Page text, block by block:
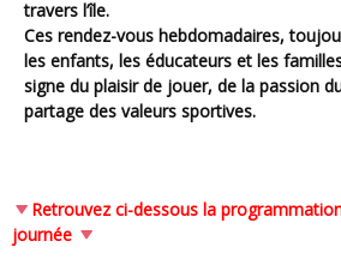
travers l’île.
Ces rendez-vous hebdomadaires,
les enfants, les éducateurs et les
signe du plaisir de jouer, de la passion
partage des valeurs sportives.
Retrouvez ci-dessous la
journée